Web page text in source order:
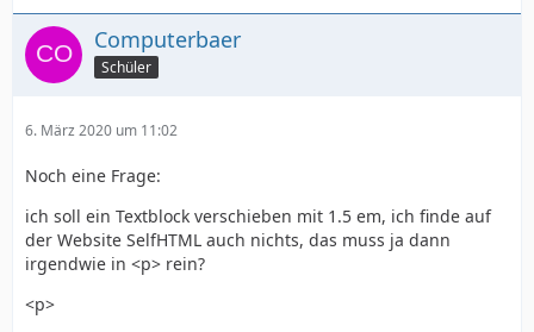
Computerbaer
Schüler
6. März 2020 um 11:02
Noch eine Frage:
ich soll ein Textblock verschieben mit 1.5 em, ich finde auf
der Website SelfHTML auch nichts, das muss ja dann
irgendwie in <p> rein?
<p>